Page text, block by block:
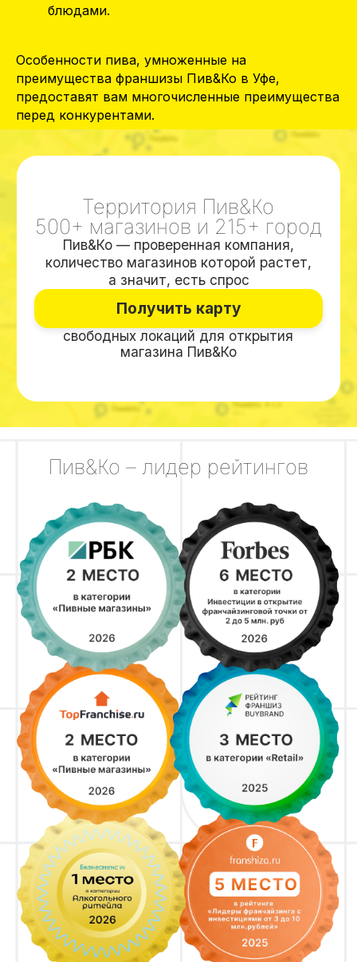
блюдами.
Особенности пива, умноженные на
преимущества франшизы Пив&Ко в Уфе,
предоставят вам многочисленные преимущества
перед конкурентами.
Территория Пив&Ко
количество магазинов которой растет,
а значит, есть спрос
Получить карту
свободных локаций для открытия
магазина Пив&Ко
Пив&Ко – лидер рейтингов
Франшиза с популярным